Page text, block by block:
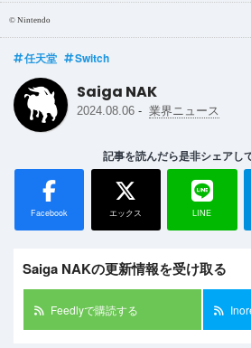
© Nintendo
任天堂 Switch
Saiga NAK
2024.08.06 - 業界ニュース
記事を読んだら是非シェアし
Facebook エックス LINE
Saiga NAKの更新情報を受け取る
Feedlyで購読する